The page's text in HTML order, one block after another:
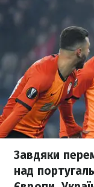
Завдяки
над